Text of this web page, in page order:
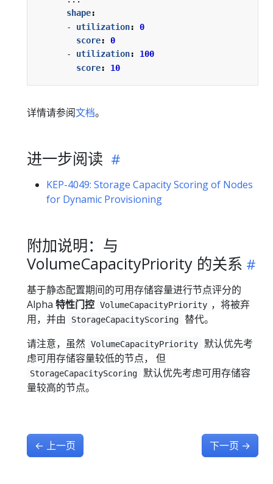
shape:
- utilization:
0
score:
0
- utilization:
100
score: 10
详情请参阅文档。
进一步阅读
KEP-4049: Storage Capacity Scoring of Nodes
for Dynamic Provisioning
附加说明：与
VolumeCapacityPriority 的关系
基于静态配置期间的可用存储容量进行节点评分的
Alpha 特性门控 VolumeCapacityPriority ，将被弃
用，并由
StorageCapacityScoring
替代。
请注意，虽然 VolumeCapacityPriority
默认优先考
虑可用存储容量较低的节点， 但
StorageCapacityScoring
默认优先考虑可用存储容
量较高的节点。
← 上一页 下一页 →